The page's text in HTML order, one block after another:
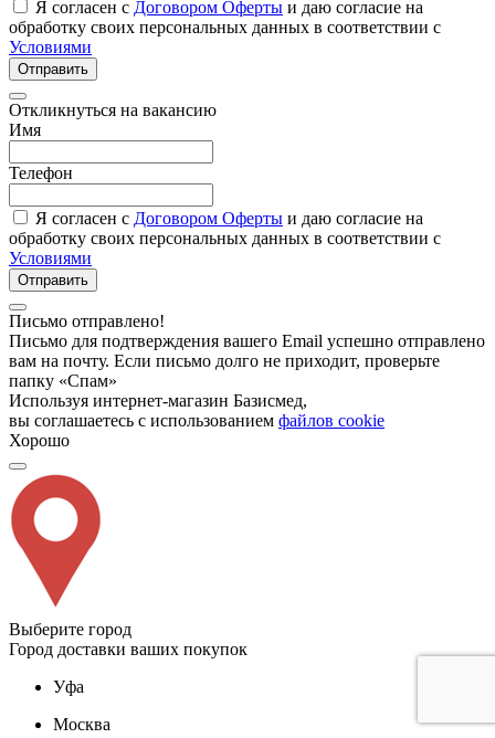
Я согласен с Договором Оферты и даю согласие на
обработку своих персональных данных в соответствии с
Условиями
Отправить
Откликнуться на вакансию
Имя
Телефон
Я согласен с Договором Оферты и даю согласие на
обработку своих персональных данных в соответствии с
Условиями
Отправить
Письмо отправлено!
Письмо для подтверждения вашего Email успешно отправлено
вам на почту. Если письмо долго не приходит, проверьте
папку «Спам»
Используя интернет-магазин Базисмед,
вы соглашаетесь с использованием файлов cookie
Хорошо
Выберите город
Город доставки ваших покупок
Уфа
Москва